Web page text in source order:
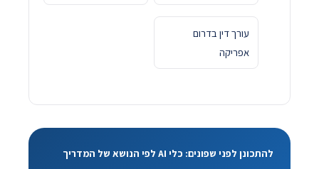
עורך דין בדרום
אפריקה
להתכונן לפני שפונים: כלי AI לפי הנושא של המדריך